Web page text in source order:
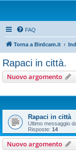
FAQ
Torna a Birdcam.it
Rapaci in città.
Nuovo argomento
Rapaci in città
Ultimo messaggio
Risposte: 14
Nuovo argomento